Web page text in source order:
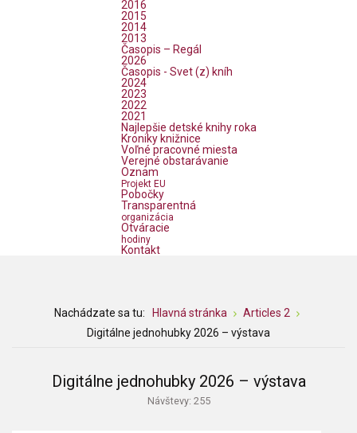
2016
2015
2014
2013
Časopis – Regál
2026
Časopis - Svet (z) kníh
2024
2023
2022
2021
Najlepšie detské knihy roka
Kroniky knižnice
Voľné pracovné miesta
Verejné obstarávanie
Oznam
Projekt EU
Pobočky
Transparentná
organizácia
Otváracie
hodiny
Kontakt
Nachádzate sa tu: Hlavná stránka
Articles 2
Digitálne jednohubky 2026 – výstava
Digitálne jednohubky 2026 – výstava
Návštevy: 255